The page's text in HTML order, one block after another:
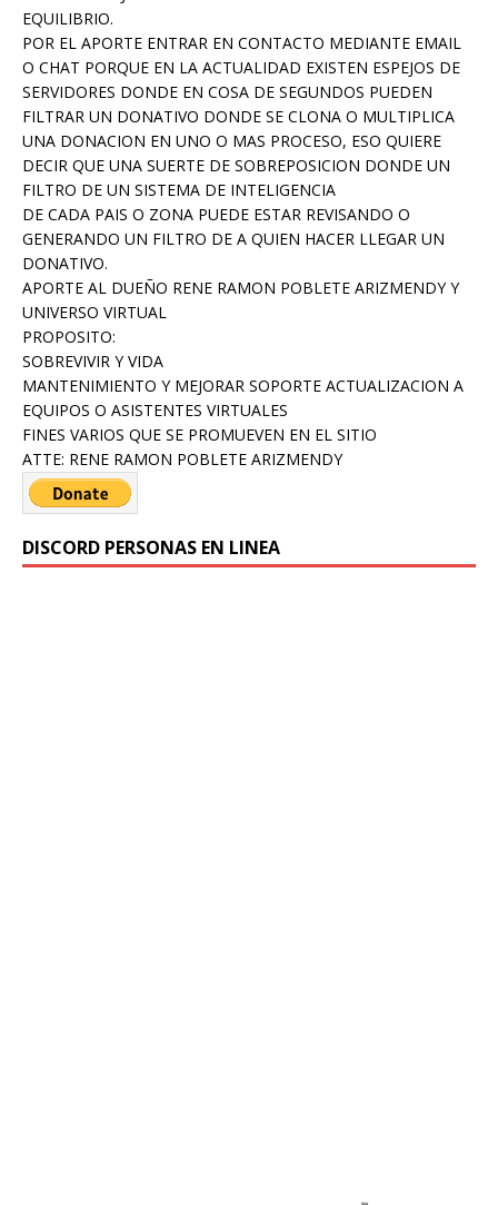
EQUILIBRIO.
POR EL APORTE ENTRAR EN CONTACTO MEDIANTE EMAIL
O CHAT PORQUE EN LA ACTUALIDAD EXISTEN ESPEJOS DE
SERVIDORES DONDE EN COSA DE SEGUNDOS PUEDEN
FILTRAR UN DONATIVO DONDE SE CLONA O MULTIPLICA
UNA DONACION EN UNO O MAS PROCESO, ESO QUIERE
DECIR QUE UNA SUERTE DE SOBREPOSICION DONDE UN
FILTRO DE UN SISTEMA DE INTELIGENCIA
DE CADA PAIS O ZONA PUEDE ESTAR REVISANDO O
GENERANDO UN FILTRO DE A QUIEN HACER LLEGAR UN
DONATIVO.
APORTE AL DUEÑO RENE RAMON POBLETE ARIZMENDY Y
UNIVERSO VIRTUAL
PROPOSITO:
SOBREVIVIR Y VIDA
MANTENIMIENTO Y MEJORAR SOPORTE ACTUALIZACION A
EQUIPOS O ASISTENTES VIRTUALES
FINES VARIOS QUE SE PROMUEVEN EN EL SITIO
ATTE: RENE RAMON POBLETE ARIZMENDY
DISCORD PERSONAS EN LINEA